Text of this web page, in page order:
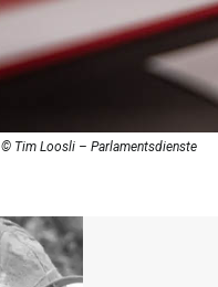
© Tim Loosli – Parlamentsdienste